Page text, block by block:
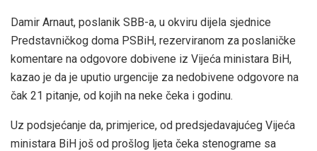
Damir Arnaut, poslanik SBB-a, u okviru dijela sjednice
Predstavničkog doma PSBiH, rezerviranom za poslaničke
komentare na odgovore dobivene iz Vijeća ministara BiH,
kazao je da je uputio urgencije za nedobivene odgovore na
čak 21 pitanje, od kojih na neke čeka i godinu.
Uz podsjećanje da, primjerice, od predsjedavajućeg Vijeća
ministara BiH još od prošlog ljeta čeka stenograme sa